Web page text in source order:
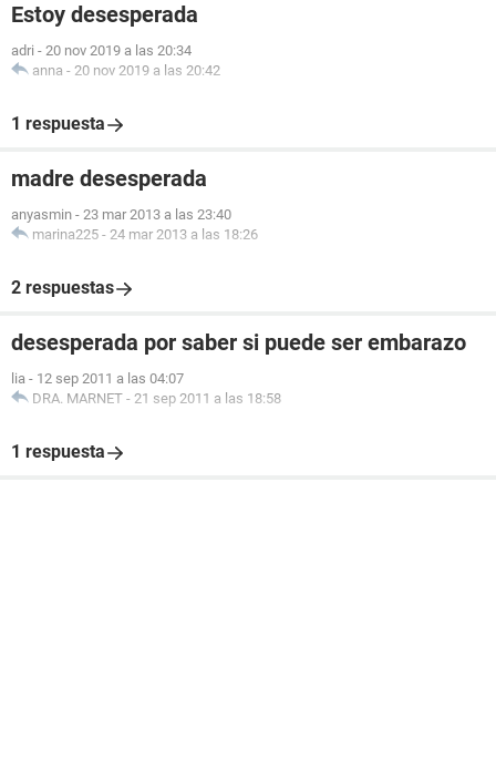
Estoy desesperada
adri - 20 nov 2019 a las 20:34
anna - 20 nov 2019 a las 20:42
1 respuesta
madre desesperada
anyasmin - 23 mar 2013 a las 23:40
marina225 - 24 mar 2013 a las 18:26
2 respuestas
desesperada por saber si puede ser embarazo
lia - 12 sep 2011 a las 04:07
DRA. MARNET - 21 sep 2011 a las 18:58
1 respuesta